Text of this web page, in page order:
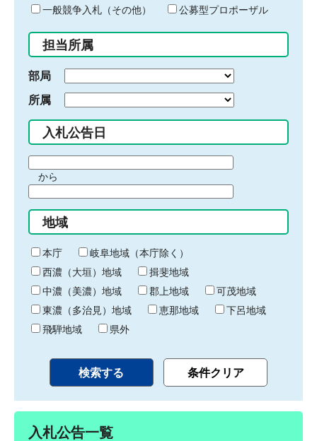
ド
入
力
一般競争入札（その他）
公募型プロポーザル
担当所属
部局
所属
入札公告日
間
始
り
から
間
終
わ
り
地域
本庁
岐阜地域（本庁除く）
西濃（大垣）地域
揖斐地域
中濃（美濃）地域
郡上地域
可茂地域
東濃（多治見）地域
恵那地域
下呂地域
飛騨地域
県外
入札公告一覧